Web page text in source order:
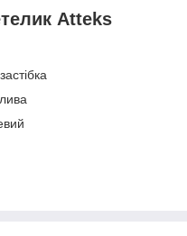
Atteks